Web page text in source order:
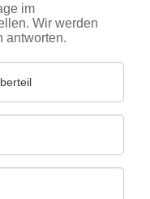
im
Wir werden
antworten.